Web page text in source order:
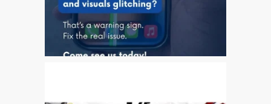
ricondizionati a Dundee
Contattaci
Irriducibili fan di Apple per